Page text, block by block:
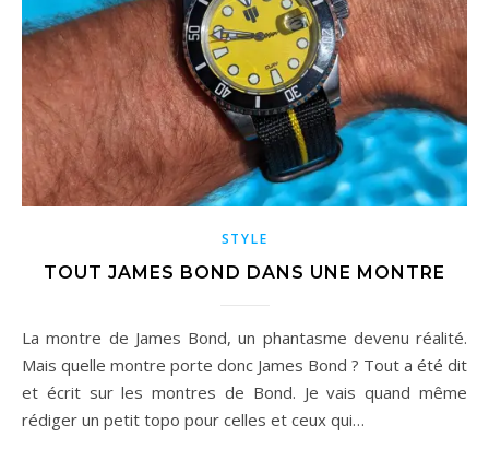
STYLE
TOUT JAMES BOND DANS UNE MONTRE
La montre de James Bond, un phantasme devenu réalité.
Mais quelle montre porte donc James Bond ? Tout a été dit
et écrit sur les montres de Bond. Je vais quand même
rédiger un petit topo pour celles et ceux qui…